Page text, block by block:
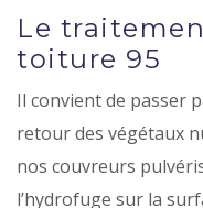
Le
toiture 95
Il convient de passer
retour des végétaux
nos couvreurs
l’hydrofuge sur la